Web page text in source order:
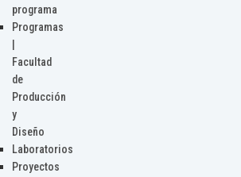
programa
Programas
Facultad
de
Producción
y
Diseño
Laboratorios
Proyectos